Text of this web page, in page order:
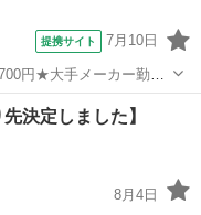
提携サイト 7月10日
円★大手メーカー勤
カー通勤OK＆工場敷地
決定しました】
8月4日